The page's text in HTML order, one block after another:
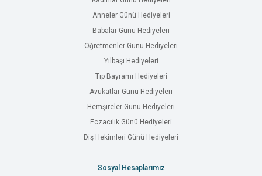
Anneler Günü Hediyeleri
Babalar Günü Hediyeleri
Öğretmenler Günü Hediyeleri
Yılbaşı Hediyeleri
Tıp Bayramı Hediyeleri
Avukatlar Günü Hediyeleri
Hemşireler Günü Hediyeleri
Eczacılık Günü Hediyeleri
Diş Hekimleri Günü Hediyeleri
Sosyal Hesaplarımız